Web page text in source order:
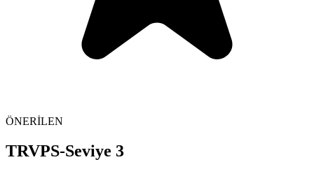
ÖNERİLEN
TRVPS-Seviye 3